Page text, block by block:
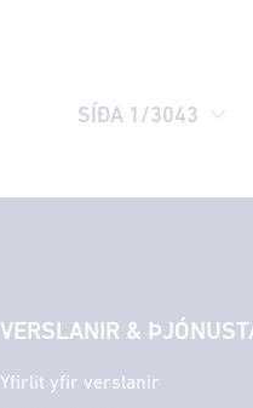
SÍÐA 1 /3043
VERSLANIR &
Yfirlit yfir verslanir